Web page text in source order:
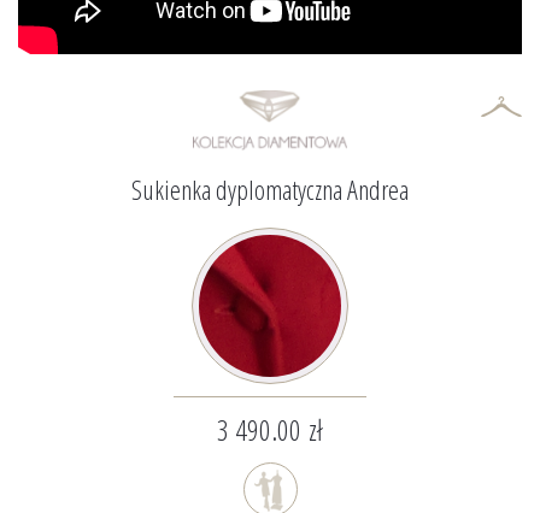
Sukienka dyplomatyczna Andrea
3 490.00 zł